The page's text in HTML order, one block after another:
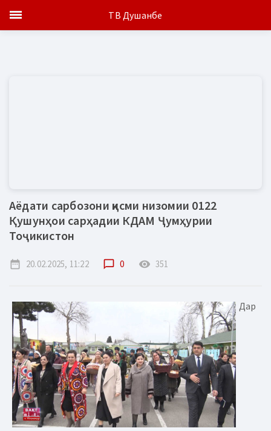
Аёдати сарбозони қисми низомии 0122
Қушунҳои сарҳадии КДАМ Ҷумҳурии
Тоҷикистон
date_range 20.02.2025, 11:22 chat_bubble_outline 0 remove_red_eye 351
Дар
ТВ Душанбе